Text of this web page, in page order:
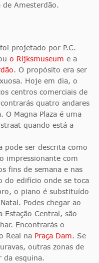
de Amesterdão.
projetado por P.C.
o Rijksmuseum e a
. O propósito era ser
Hoje em dia, o
centros comerciais de
quatro andares
O Magna Plaza é uma
quando está a
pode ser descrita como
impressionante com
fins de semana e nas
do edifício onde se toca
o piano é substituído
Podes chegar ao
Estação Central, são
Encontrarás o
Real na Praça Dam. Se
outras zonas de
da esquina.